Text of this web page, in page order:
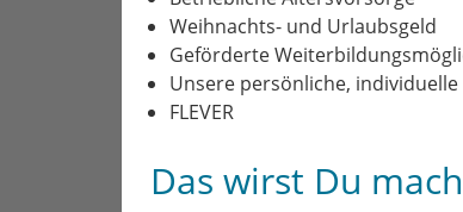
Weihnachts- und Urlaubsgeld
Geförderte
Unsere persönliche,
FLEVER
Das wirst Du